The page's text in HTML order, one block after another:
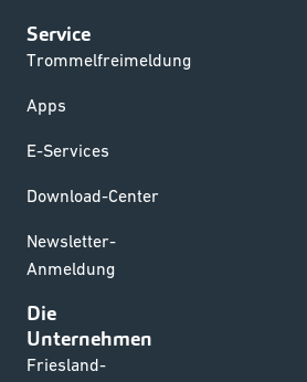
Service
Trommelfreimeldung
Apps
E-Services
Download-Center
Newsletter-
Anmeldung
Die
Unternehmen
Friesland-